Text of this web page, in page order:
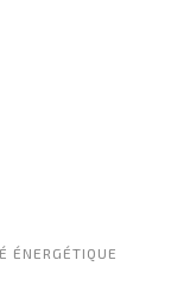
ÉNERGÉTIQUE